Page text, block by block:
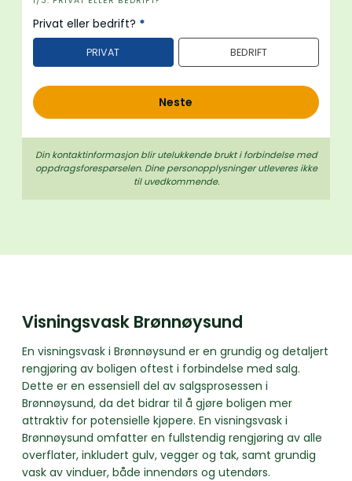
n
n
o
d
Privat eller bedrift? *
PRIVAT BEDRIFT
Neste
Din kontaktinformasjon blir utelukkende brukt i forbindelse med
oppdrags­forespørselen. Dine person­­opplysninger utleveres ikke
til uvedkommende.
Visningsvask Brønnøysund
En visningsvask i Brønnøysund er en grundig og detaljert
rengjøring av boligen oftest i forbindelse med salg.
Dette er en essensiell del av salgsprosessen i
Brønnøysund, da det bidrar til å gjøre boligen mer
attraktiv for potensielle kjøpere. En visningsvask i
Brønnøysund omfatter en fullstendig rengjøring av alle
overflater, inkludert gulv, vegger og tak, samt grundig
vask av vinduer, både innendørs og utendørs.